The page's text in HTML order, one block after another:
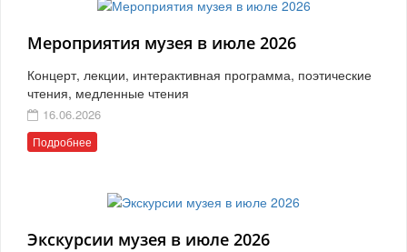
Мероприятия музея в июле 2026
Концерт, лекции, интерактивная программа, поэтические
чтения, медленные чтения
16.06.2026
Подробнее
Экскурсии музея в июле 2026